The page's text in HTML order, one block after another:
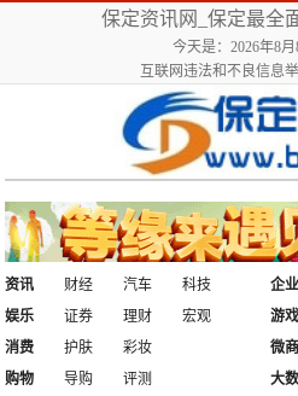
保定资讯网_保定最全
今天是：2026年8
互联网违法和不良信息
资讯 财经 汽车
科技
娱乐
证券 理财 宏观
企业
游戏
消费
护肤
彩妆
购物
导购 评测
微商
大